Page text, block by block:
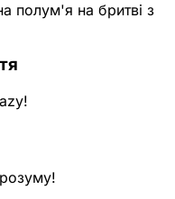
полум'я на бритві з